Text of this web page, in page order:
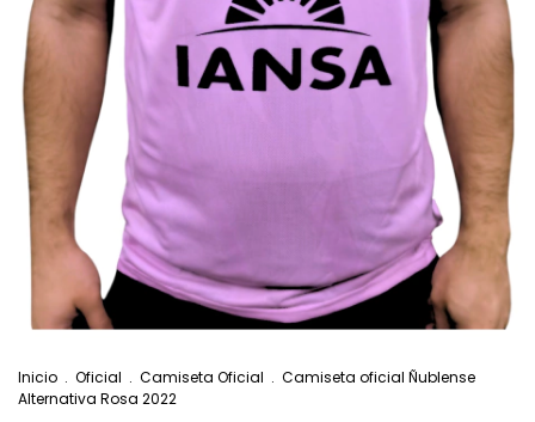
Inicio . Oficial . Camiseta Oficial . Camiseta oficial Ñublense
Alternativa Rosa 2022